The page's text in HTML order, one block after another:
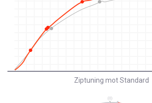
Ziptuning mot Standard